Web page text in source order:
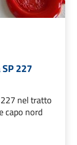
227
nel tratto
capo nord